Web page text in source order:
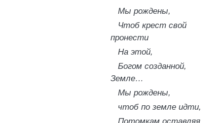
Мы рождены,
Чтоб крест свой
пронести
На этой,
Богом созданной,
Земле…
Мы рождены,
чтоб по земле идти,